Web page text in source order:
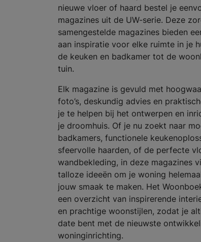
nieuwe vloer of haard bestel je
magazines uit de UW-serie. Deze
samengestelde magazines bieden
aan inspiratie voor elke ruimte in je
de keuken en badkamer tot de
tuin.
Elk magazine is gevuld met
foto’s, deskundig advies en
je te helpen bij het ontwerpen en
je droomhuis. Of je nu zoekt naar
badkamers, functionele
sfeervolle haarden, of de perfecte
wandbekleding, in deze magazines
talloze ideeën om je woning
jouw smaak te maken. Het
een overzicht van inspirerende
en prachtige woonstijlen, zodat je
date bent met de nieuwste
woninginrichting.